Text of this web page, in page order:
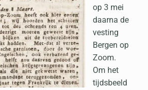
op 3 mei
daarna de
vesting
Bergen op
Zoom.
Om het
tijdsbeeld